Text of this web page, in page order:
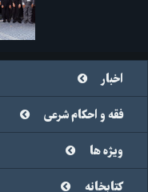
اخبار
فقه و احکام شرعی
ویژه ها
کتابخانه